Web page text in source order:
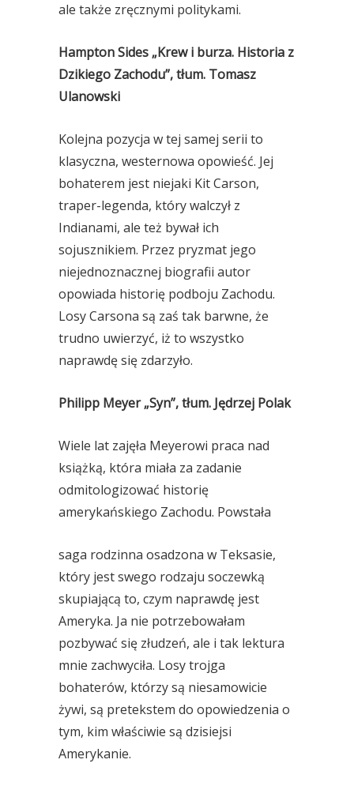
ale także zręcznymi politykami.
Hampton Sides „Krew i burza. Historia z
Dzikiego Zachodu”, tłum. Tomasz
Ulanowski
Kolejna pozycja w tej samej serii to
klasyczna, westernowa opowieść. Jej
bohaterem jest niejaki Kit Carson,
traper-legenda, który walczył z
Indianami, ale też bywał ich
sojusznikiem. Przez pryzmat jego
niejednoznacznej biografii autor
opowiada historię podboju Zachodu.
Losy Carsona są zaś tak barwne, że
trudno uwierzyć, iż to wszystko
naprawdę się zdarzyło.
Philipp Meyer „Syn”, tłum. Jędrzej Polak
Wiele lat zajęła Meyerowi praca nad
książką, która miała za zadanie
odmitologizować historię
amerykańskiego Zachodu. Powstała
saga rodzinna osadzona w Teksasie,
który jest swego rodzaju soczewką
skupiającą to, czym naprawdę jest
Ameryka. Ja nie potrzebowałam
pozbywać się złudzeń, ale i tak lektura
mnie zachwyciła. Losy trojga
bohaterów, którzy są niesamowicie
żywi, są pretekstem do opowiedzenia o
tym, kim właściwie są dzisiejsi
Amerykanie.